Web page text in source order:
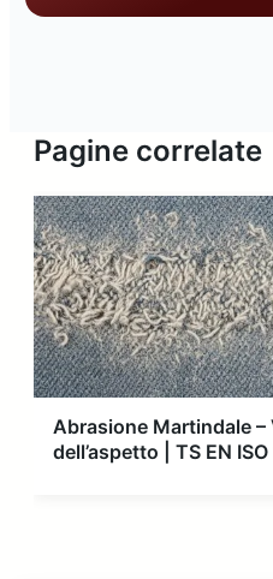
Pagine correlate
Abrasione Martindale –
dell’aspetto | TS EN